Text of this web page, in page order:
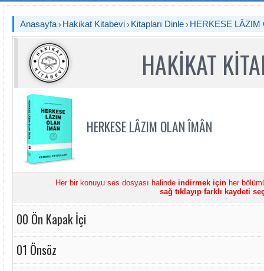
Anasayfa Hakikat Kitabevi Kitapları Dinle HERKESE LÂZIM
HAKİKAT
HERKESE LÂZIM OLAN ÎMÂN
Her bir konuyu ses dosyası halinde indirmek için her
sağ tıklayıp farklı kaydeti
00 Ön Kapak İçi
01 Önsöz